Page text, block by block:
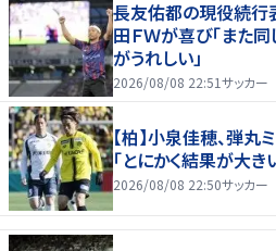
長友佑都の現役続行
田ＦＷが喜び「また
がうれしい」
2026/08/08 22:51サッカー
【柏】小泉佳穂、弾
「とにかく結果が大き
2026/08/08 22:50サッカー